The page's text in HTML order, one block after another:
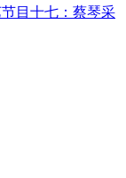
目十七：蔡琴采